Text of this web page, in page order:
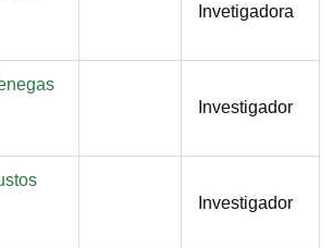
Función
Invetigadora
Función
Investigador
Función
Investigador